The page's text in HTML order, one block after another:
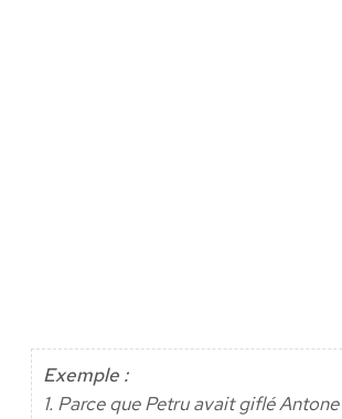
Exemple :
1. Parce que Petru avait giflé